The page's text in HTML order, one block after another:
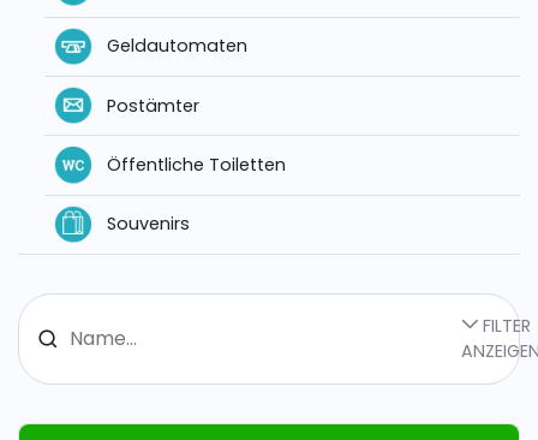
FILTER
Geldautomaten
Postämter
Öffentliche Toiletten
Souvenirs